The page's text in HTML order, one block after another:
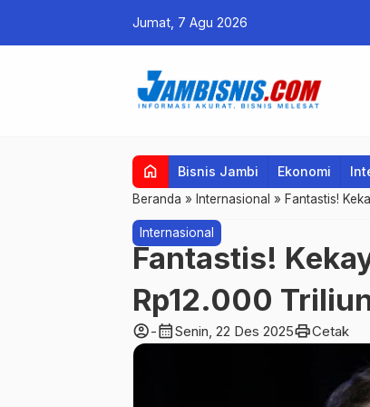
Jumat, 7 Agu 2026
home Bisnis Jambi Ekonomi
Beranda » Internasional » Fantastis!
Internasional
Fantastis!
Rp12.000
account_circle-calendar_monthSenin, 22 Des 2025printCetak